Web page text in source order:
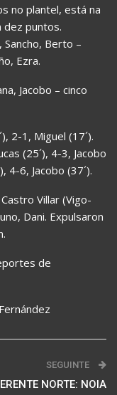
no plantel, está na
dez puntos.
Sancho, Berto –
Ezra.
Jacobo – cinco
2-1, Miguel (17´).
(25´), 4-3, Jacobo
4-6, Jacobo (37´).
Villar (Vigo-
Dani. Expulsaron
de
SEGUINTE
NORTE: NOIA